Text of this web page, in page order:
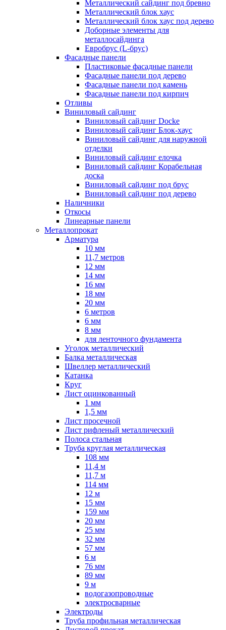
Металлический сайдинг под бревно
Металлический блок хаус
Металлический блок хаус под дерево
Доборные элементы для
металлосайдинга
Евробрус (L-брус)
Фасадные панели
Пластиковые фасадные панели
Фасадные панели под дерево
Фасадные панели под камень
Фасадные панели под кирпич
Отливы
Виниловый сайдинг
Виниловый сайдинг Docke
Виниловый сайдинг Блок-хаус
Виниловый сайдинг для наружной
отделки
Виниловый сайдинг елочка
Виниловый сайдинг Корабельная
доска
Виниловый сайдинг под брус
Виниловый сайдинг под дерево
Наличники
Откосы
Линеарные панели
Металлопрокат
Арматура
10 мм
11,7 метров
12 мм
14 мм
16 мм
18 мм
20 мм
6 метров
6 мм
8 мм
для ленточного фундамента
Уголок металлический
Балка металлическая
Швеллер металлический
Катанка
Круг
Лист оцинкованный
1 мм
1,5 мм
Лист просечной
Лист рифленый металлический
Полоса стальная
Труба круглая металлическая
108 мм
11,4 м
11,7 м
114 мм
12 м
15 мм
159 мм
20 мм
25 мм
32 мм
57 мм
6 м
76 мм
89 мм
9 м
водогазопроводные
электросварные
Электроды
Труба профильная металлическая